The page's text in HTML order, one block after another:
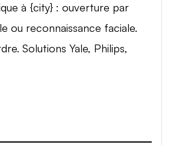
à {city} : ouverture par
ou reconnaissance faciale.
Solutions Yale, Philips,